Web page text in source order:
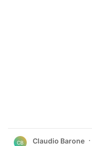
CB Claudio Barone